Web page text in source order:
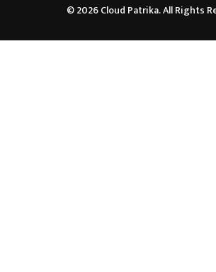
© 2026 Cloud Patrika. All Rights